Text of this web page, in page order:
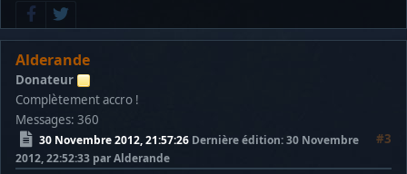
Alderande
Donateur
Complètement accro !
Messages: 360
30 Novembre 2012, 21:57:26 #3
Dernière édition: 30 Novembre
2012, 22:52:33 par Alderande